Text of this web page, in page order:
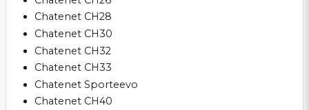
Chatenet CH28
Chatenet CH30
Chatenet CH32
Chatenet CH33
Chatenet Sporteevo
Chatenet CH40